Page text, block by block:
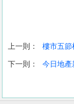
收
盤
上一則： 樓市五節
下一則： 今日地產